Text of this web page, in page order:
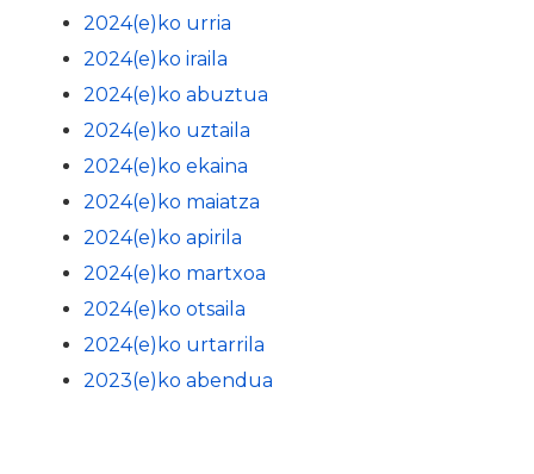
2024(e)ko urria
2024(e)ko iraila
2024(e)ko abuztua
2024(e)ko uztaila
2024(e)ko ekaina
2024(e)ko maiatza
2024(e)ko apirila
2024(e)ko martxoa
2024(e)ko otsaila
2024(e)ko urtarrila
2023(e)ko abendua